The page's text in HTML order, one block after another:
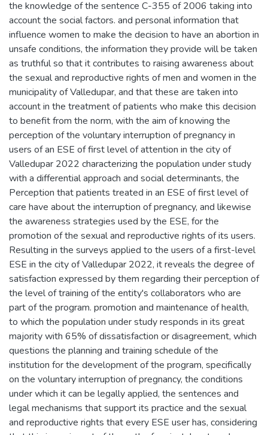
the knowledge of the sentence C-355 of 2006 taking into
account the social factors. and personal information that
influence women to make the decision to have an abortion in
unsafe conditions, the information they provide will be taken
as truthful so that it contributes to raising awareness about
the sexual and reproductive rights of men and women in the
municipality of Valledupar, and that these are taken into
account in the treatment of patients who make this decision
to benefit from the norm, with the aim of knowing the
perception of the voluntary interruption of pregnancy in
users of an ESE of first level of attention in the city of
Valledupar 2022 characterizing the population under study
with a differential approach and social determinants, the
Perception that patients treated in an ESE of first level of
care have about the interruption of pregnancy, and likewise
the awareness strategies used by the ESE, for the
promotion of the sexual and reproductive rights of its users.
Resulting in the surveys applied to the users of a first-level
ESE in the city of Valledupar 2022, it reveals the degree of
satisfaction expressed by them regarding their perception of
the level of training of the entity's collaborators who are
part of the program. promotion and maintenance of health,
to which the population under study responds in its great
majority with 65% of dissatisfaction or disagreement, which
questions the planning and training schedule of the
institution for the development of the program, specifically
on the voluntary interruption of pregnancy, the conditions
under which it can be legally applied, the sentences and
legal mechanisms that support its practice and the sexual
and reproductive rights that every ESE user has, considering